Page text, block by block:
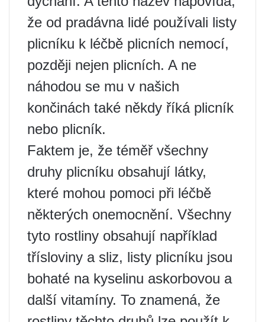
že od pradávna lidé používali listy
plicníku k léčbě plicních nemocí,
později nejen plicních. A ne
náhodou se mu v našich
končinách také někdy říká plicník
nebo plicník.
Faktem je, že téměř všechny
druhy plicníku obsahují látky,
které mohou pomoci při léčbě
některých onemocnění. Všechny
tyto rostliny obsahují například
třísloviny a sliz, listy plicníku jsou
bohaté na kyselinu askorbovou a
další vitamíny. To znamená, že